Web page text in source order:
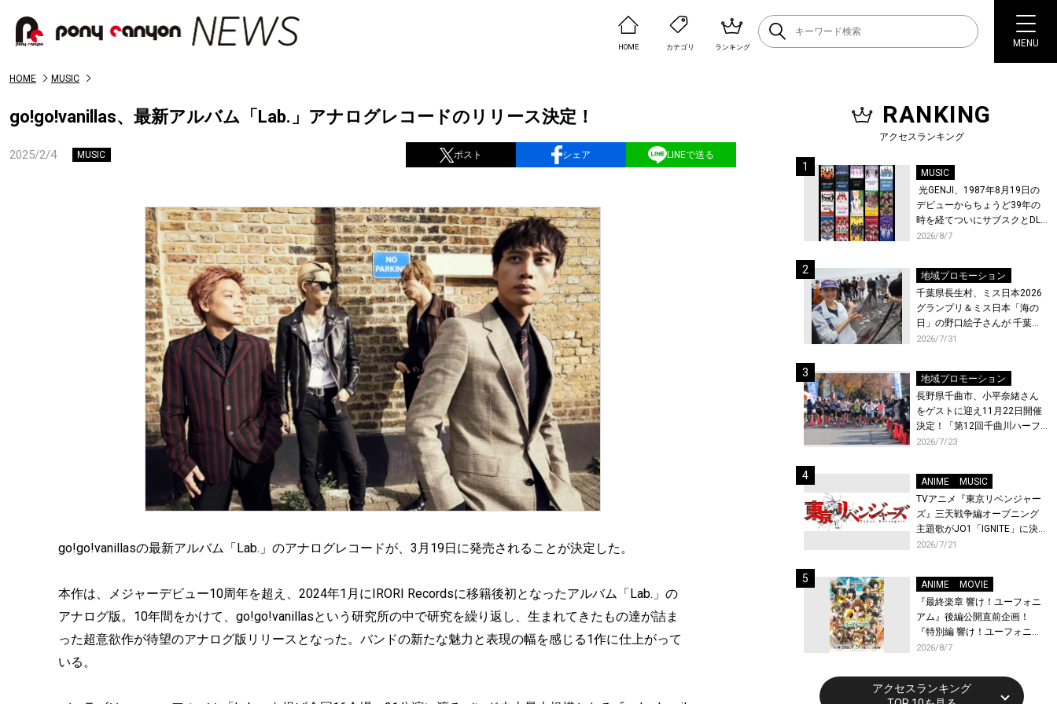
HOME カテゴリ ランキング MENU
HOME MUSIC
go!go!vanillas、最新アルバム「Lab.」アナログレコードのリリース決定！
2025/2/4 MUSIC ポスト シェア LINEで送る
go!go!vanillasの最新アルバム「Lab.」のアナログレコードが、3月19日に発売されることが決定した。
本作は、メジャーデビュー10周年を超え、2024年1月にIRORI Recordsに移籍後初となったアルバム「Lab.」の
アナログ版。10年間をかけて、go!go!vanillasという研究所の中で研究を繰り返し、生まれてきたもの達が詰ま
った超意欲作が待望のアナログ版リリースとなった。バンドの新たな魅力と表現の幅を感じる1作に仕上がって
いる。
RANKING
アクセスランキング
MUSIC
光GENJI、1987年8月19日の
デビューからちょうど39年の
時を経てついにサブスクとDL
配信が解禁！
2026/8/7
地域プロモーション
千葉県長生村、ミス日本2026
グランプリ＆ミス日本「海の
日」の野口絵子さんが 千葉県
唯一の村・長生村で地引網を
2026/7/31
地域プロモーション
長野県千曲市、小平奈緒さん
をゲストに迎え11月22日開催
決定！「第12回千曲川ハーフ
マラソン」エントリー受付開
2026/7/23
ANIME
MUSIC
TVアニメ『東京リベンジャー
ズ』三天戦争編オープニング
主題歌がJO1「IGNITE」に決
定！メンバー全員から喜びと
先行上映会を開催！
2026/7/21
ANIME
MOVIE
『最終楽章 響け！ユーフォニ
アム』後編公開直前企画！
『特別編 響け！ユーフォニア
ム〜アンサンブルコンテス
ーフォニアム』前編の一挙上
映が決定！
2026/8/7
アクセスランキング